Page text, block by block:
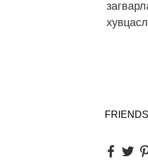
FRIENDS